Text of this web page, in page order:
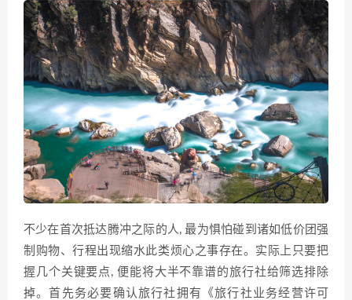
不少在首次抵达腾冲之际的人, 最为惧怕碰到诸如低价团强
制购物、行程出现缩水此类烦心之事存在。实际上只要把
握几个关键要点, 便能将大半不靠谱的旅行社给筛选排除
掉。首先务必要确认旅行社拥有《旅行社业务经营许可